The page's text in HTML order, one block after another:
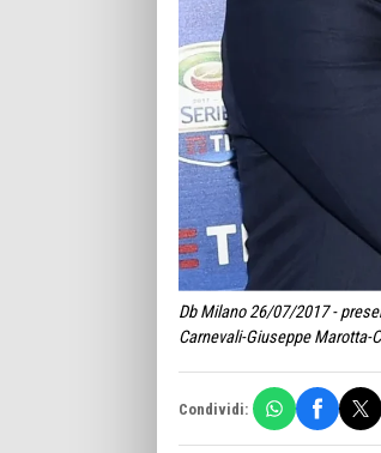
Db Milano 26/07/2017 -
Carnevali-Giuseppe Marotta-
Condividi: